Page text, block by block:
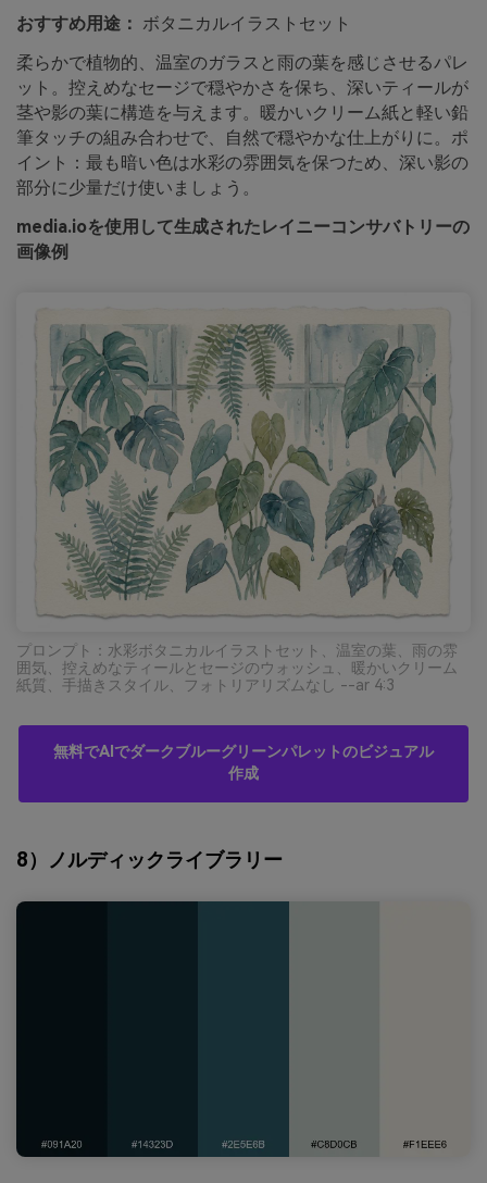
おすすめ用途： ボタニカルイラストセット
柔らかで植物的、温室のガラスと雨の葉を感じさせるパレ
ット。控えめなセージで穏やかさを保ち、深いティールが
茎や影の葉に構造を与えます。暖かいクリーム紙と軽い鉛
筆タッチの組み合わせで、自然で穏やかな仕上がりに。ポ
イント：最も暗い色は水彩の雰囲気を保つため、深い影の
部分に少量だけ使いましょう。
media.ioを使用して生成されたレイニーコンサバトリーの
画像例
プロンプト：水彩ボタニカルイラストセット、温室の葉、雨の雰
囲気、控えめなティールとセージのウォッシュ、暖かいクリーム
紙質、手描きスタイル、フォトリアリズムなし --ar 4:3
無料でAIでダークブルーグリーンパレットのビジュアル
作成
8）ノルディックライブラリー